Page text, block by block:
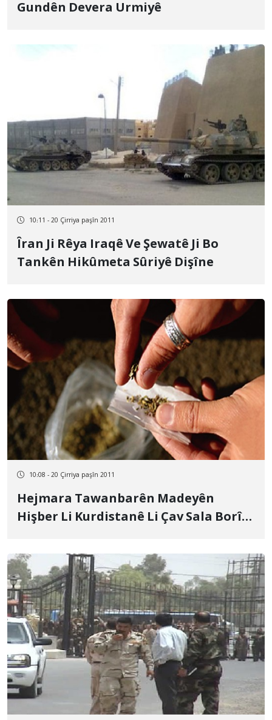
Gundên Devera Urmiyê
10:11 - 20 Çirriya paşîn 2011
Îran Ji Rêya Iraqê Ve Şewatê Ji Bo
Tankên Hikûmeta Sûriyê Dişîne
10:08 - 20 Çirriya paşîn 2011
Hejmara Tawanbarên Madeyên
Hişber Li Kurdistanê Li Çav Sala Borî